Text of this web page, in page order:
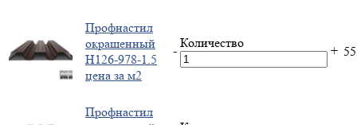
Профнастил
окрашенный
Н126-978-1.5
цена за м2
-
Количество
+
Профнастил